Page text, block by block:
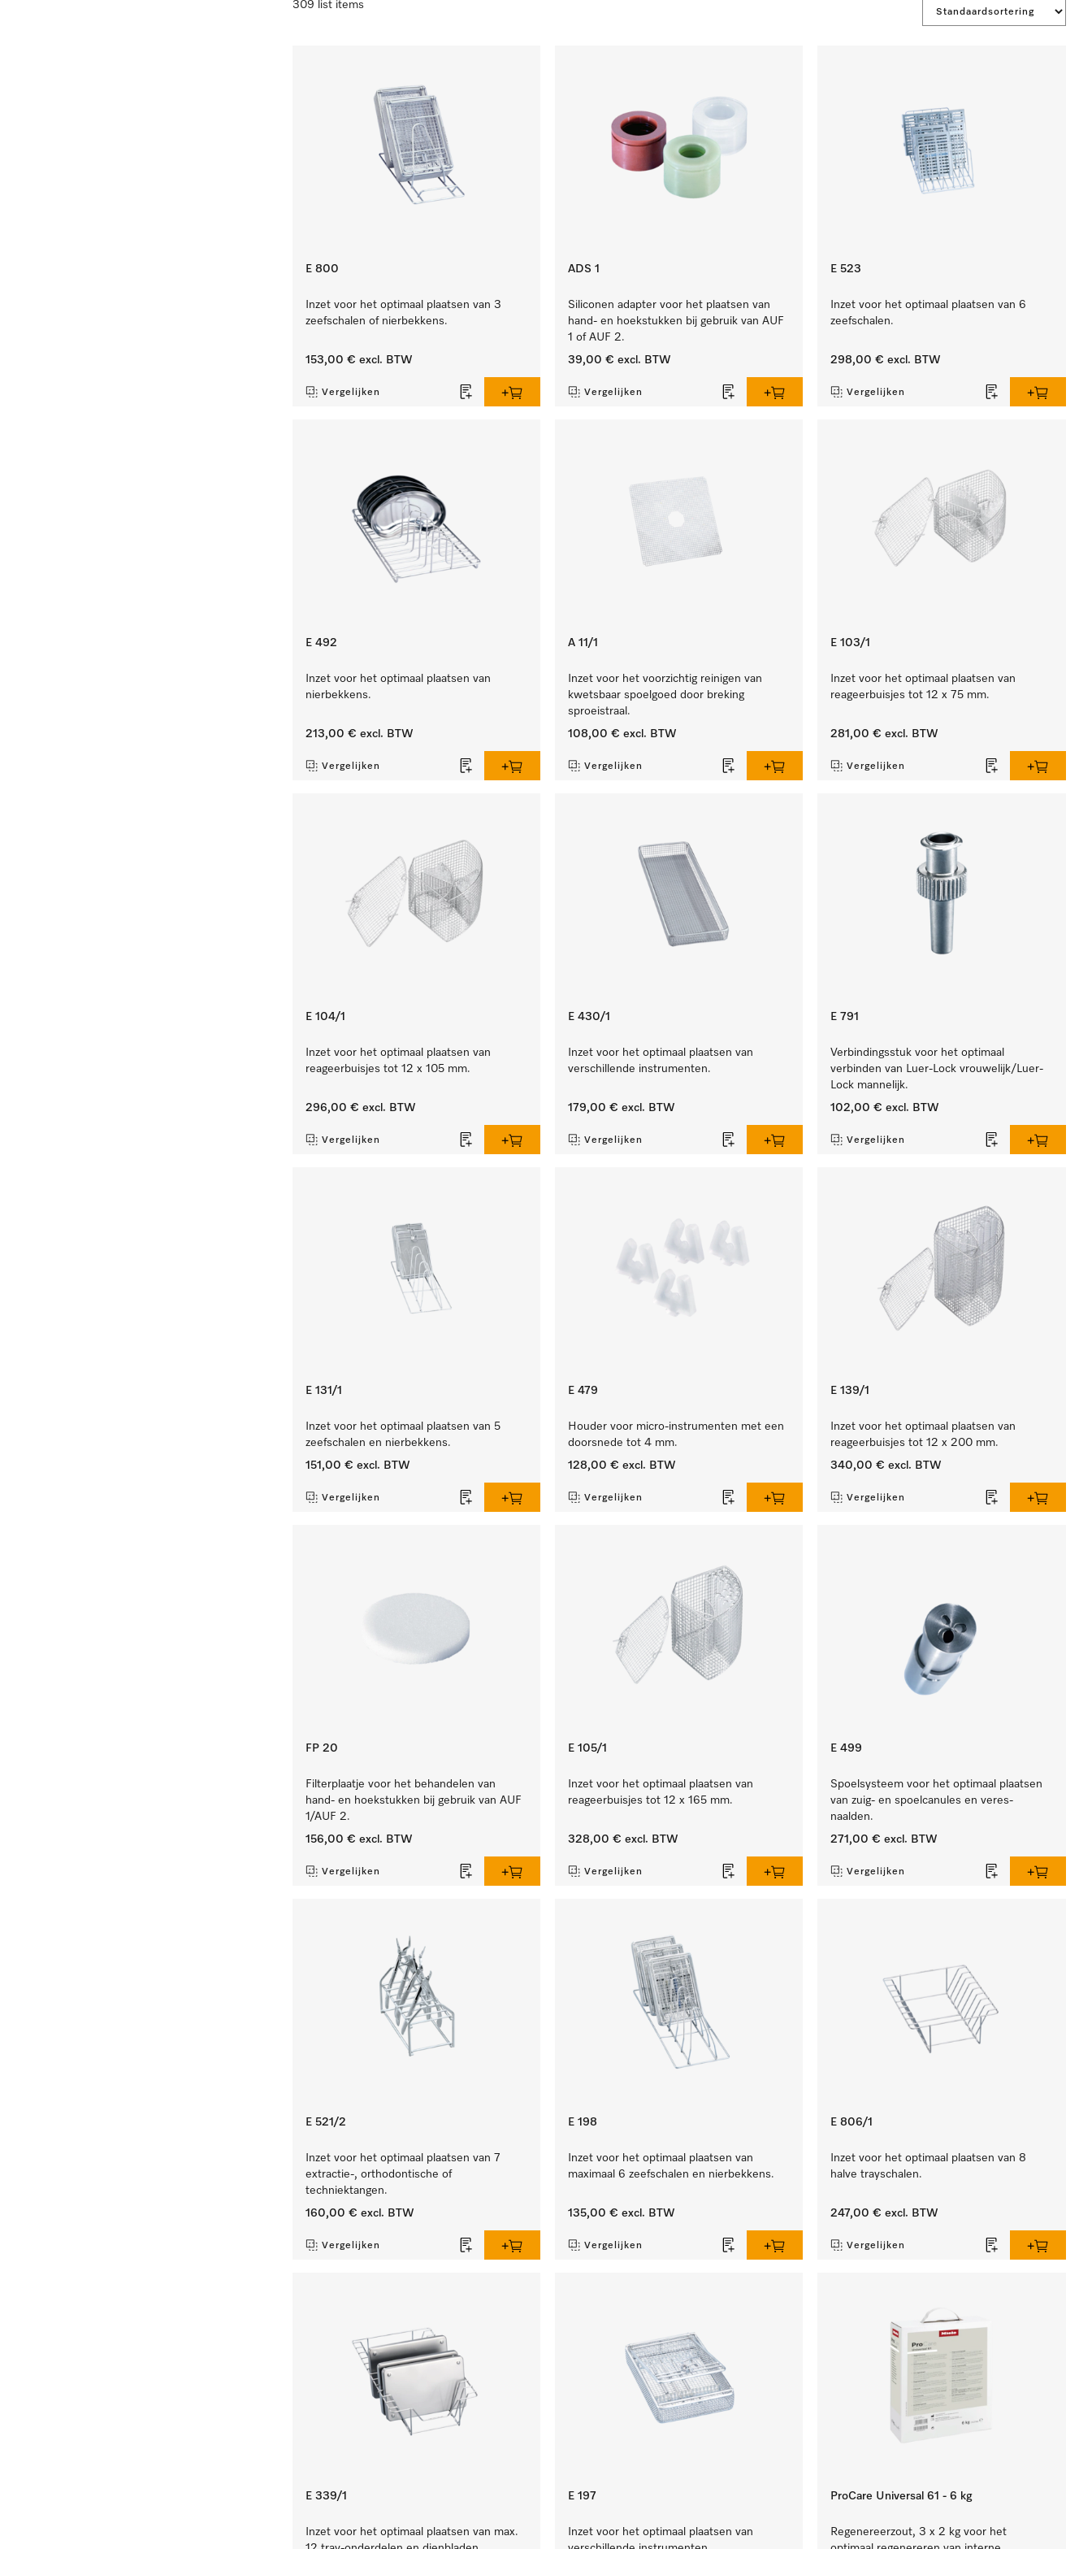
309 list items
E 800
Inzet voor het optimaal plaatsen van 3
zeefschalen of nierbekkens.
153,00 € excl. BTW
Vergelijken
ADS 1
Siliconen adapter voor het plaatsen van
hand- en hoekstukken bij gebruik van AUF
1 of AUF 2.
39,00 € excl. BTW
Vergelijken
E 523
Inzet voor het optimaal plaatsen van 6
zeefschalen.
298,00 € excl. BTW
Vergelijken
E 492
Inzet voor het optimaal plaatsen van
nierbekkens.
213,00 € excl. BTW
Vergelijken
A 11/1
Inzet voor het voorzichtig reinigen van
kwetsbaar spoelgoed door breking
sproeistraal.
108,00 € excl. BTW
Vergelijken
E 103/1
Inzet voor het optimaal plaatsen van
reageerbuisjes tot 12 x 75 mm.
281,00 € excl. BTW
Vergelijken
E 104/1
Inzet voor het optimaal plaatsen van
reageerbuisjes tot 12 x 105 mm.
296,00 € excl. BTW
Vergelijken
E 430/1
Inzet voor het optimaal plaatsen van
verschillende instrumenten.
179,00 € excl. BTW
Vergelijken
E 791
Verbindingsstuk voor het optimaal
verbinden van Luer-Lock vrouwelijk/Luer-
Lock mannelijk.
102,00 € excl. BTW
Vergelijken
E 131/1
Inzet voor het optimaal plaatsen van 5
zeefschalen en nierbekkens.
151,00 € excl. BTW
Vergelijken
E 479
Houder voor micro-instrumenten met een
doorsnede tot 4 mm.
128,00 € excl. BTW
Vergelijken
E 139/1
Inzet voor het optimaal plaatsen van
reageerbuisjes tot 12 x 200 mm.
340,00 € excl. BTW
Vergelijken
FP 20
Filterplaatje voor het behandelen van
hand- en hoekstukken bij gebruik van AUF
1/AUF 2.
156,00 € excl. BTW
Vergelijken
E 105/1
Inzet voor het optimaal plaatsen van
reageerbuisjes tot 12 x 165 mm.
328,00 € excl. BTW
Vergelijken
E 499
Spoelsysteem voor het optimaal plaatsen
van zuig- en spoelcanules en veres-
naalden.
271,00 € excl. BTW
Vergelijken
E 521/2
Inzet voor het optimaal plaatsen van 7
extractie-, orthodontische of
techniektangen.
160,00 € excl. BTW
Vergelijken
E 198
Inzet voor het optimaal plaatsen van
maximaal 6 zeefschalen en nierbekkens.
135,00 € excl. BTW
Vergelijken
E 806/1
Inzet voor het optimaal plaatsen van 8
halve trayschalen.
247,00 € excl. BTW
Vergelijken
E 339/1
Inzet voor het optimaal plaatsen van max.
E 197
Inzet voor het optimaal plaatsen van
ProCare Universal 61 - 6 kg
Regenereerzout, 3 x 2 kg voor het